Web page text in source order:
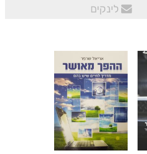
לינקים